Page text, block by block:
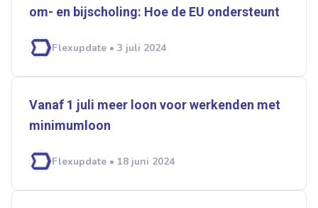
om- en bijscholing: Hoe de EU ondersteunt
Flexupdate • 3 juli 2024
Vanaf 1 juli meer loon voor werkenden met
minimumloon
Flexupdate • 18 juni 2024